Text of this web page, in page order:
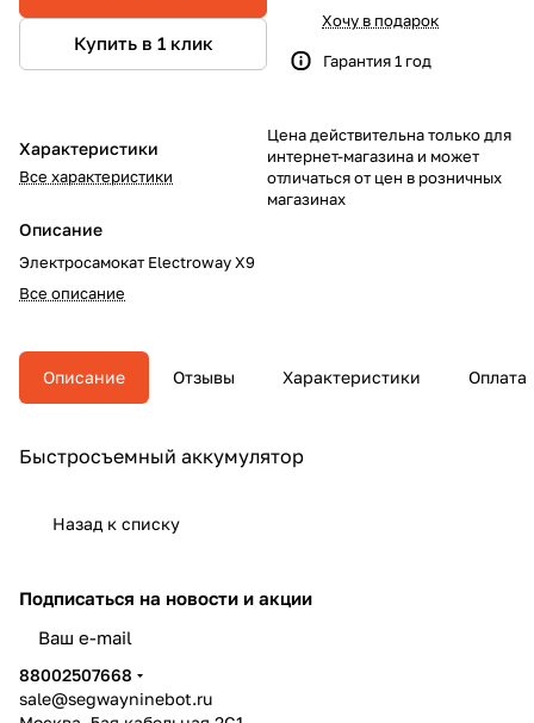
Купить в 1 клик
Характеристики
Все характеристики
Описание
Электросамокат Electroway X9
Все описание
Хочу в подарок
Гарантия 1 год
Цена действительна только для
интернет-магазина и может
отличаться от цен в розничных
магазинах
Описание Отзывы Характеристики Оплата
Быстросъемный аккумулятор
Назад к списку
Подписаться на новости и акции
88002507668
sale@segwayninebot.ru